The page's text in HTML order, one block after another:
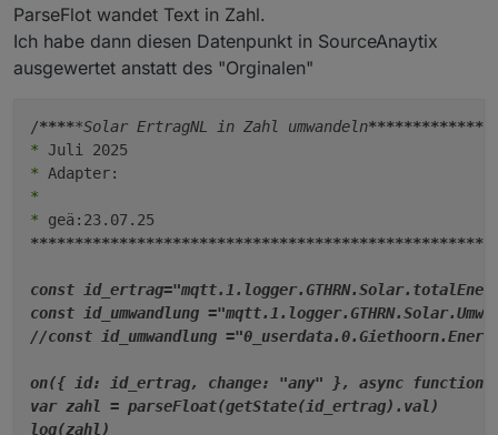
ParseFlot wandet Text in Zahl.
Ich habe dann diesen Datenpunkt in SourceAnaytix
ausgewertet anstatt des "Orginalen"
/*****Solar ErtragNL in Zahl umwandeln************
*
*
*
*
****************************************************
const
const id_umwandlung
//const id_umwandlung
on({ id: id_ertrag, change: "any" }, async function
var zahl = parseFloat(getState(id_ertrag).val)
log(zahl)